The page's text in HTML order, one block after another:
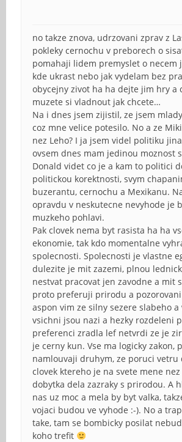
no takze znova, udrzovani zprav z
pokleky cernochu v preborech o
pomahaji lidem premyslet o necem
kde ukrast nebo jak vydelam bez
obycejny zivot ha ha dejte jim hry a
muzete si vladnout jak chcete…
Na i dnes jsem zijistil, ze jsem
coz mne velice potesilo. No a ze
nez Leho? I ja jsem videl politiku
ovsem dnes mam jedinou moznost
Donald videt co je a kam to politici
politickou korektnosti, svym
buzerantu, cernochu a Mexikanu.
opravdu v neskutecne nevyhode je
muzkeho pohlavi.
Pak clovek nema byt rasista ha ha
ekonomie, tak kdo momentalne
spolecnosti. Spolecnosti je vlastne
dulezite je mit zazemi, plnou
nestvat pracovat jen zavodne a mit
proto preferuji prirodu a pozorovani
aspon vim ze silny sezere slabeho a
vsichni jsou nazi a hezky rozdeleni
preferenci zradla lef netvrdi ze je
je cerny kun. Vse ma logicky zakon,
namlouvaji druhym, ze poruci vetru
clovek ktereho je na svete mene
dobytka dela zazraky s prirodou. A
nas uz moc a mela by byt valka,
vojaci budou ve vyhode :-). No a
take, tam se bombicky posilat
koho trefit